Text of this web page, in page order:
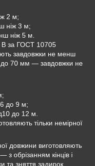
2 м;
ніж 3 м;
ніж 5 м.
В за ГОСТ 10705
завдовжки не менш
до 70 мм — завдовжки не
до 9 м;
до 12 м.
тільки немірної
довжини виготовляють
з обрізанням кінців і
та зняття задирок.